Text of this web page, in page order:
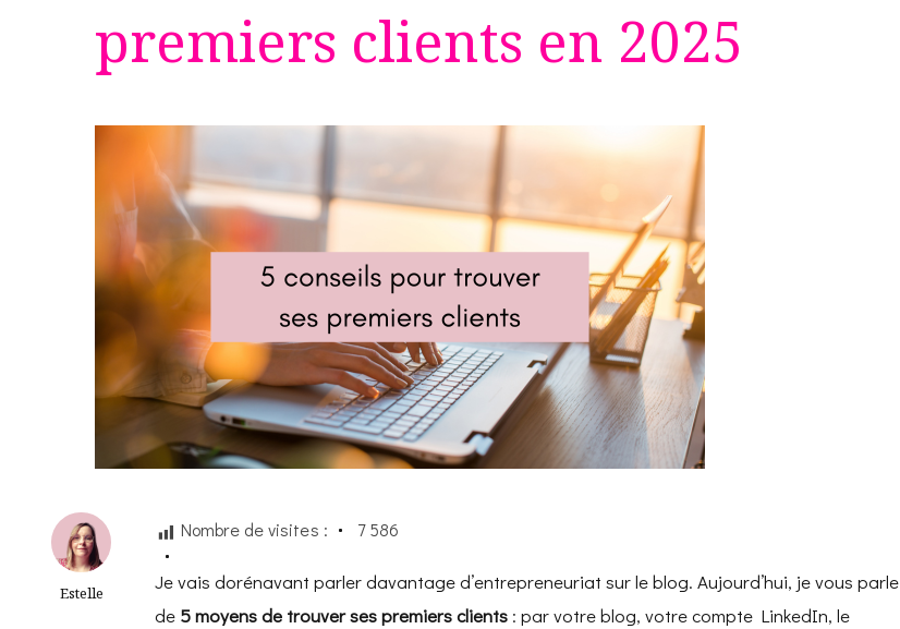
premiers clients en 2025
Estelle
Nombre de visites : 7 586
Je vais dorénavant parler davantage d’entrepreneuriat sur le blog. Aujourd’hui, je vous parle
de 5 moyens de trouver ses premiers clients : par votre blog, votre compte LinkedIn, le